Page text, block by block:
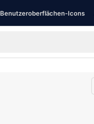
Benutzeroberflächen-Icons